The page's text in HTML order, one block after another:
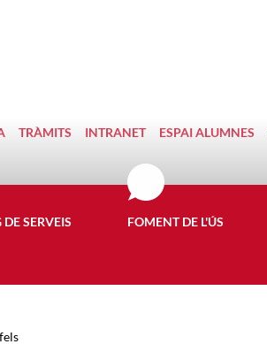
TRÀMITS INTRANET ESPAI ALUMNES
DE SERVEIS FOMENT DE L'ÚS